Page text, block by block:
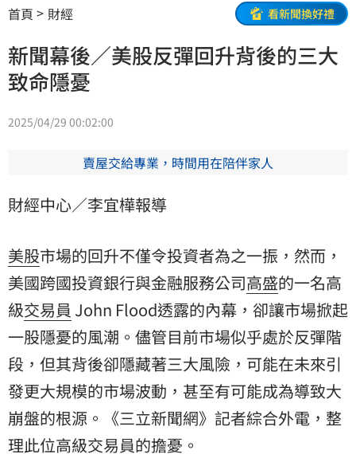
首頁 財經 看新聞換好禮
新聞幕後／美股反彈回升背後的三大
致命隱憂
2025/04/29 00:02:00
賣屋交給專業，時間用在陪伴家人
財經中心／李宜樺報導
美股市場的回升不僅令投資者為之一振，然而，
美國跨國投資銀行與金融服務公司高盛的一名高
級交易員 John Flood透露的內幕，卻讓市場掀起
一股隱憂的風潮。儘管目前市場似乎處於反彈階
段，但其背後卻隱藏著三大風險，可能在未來引
發更大規模的市場波動，甚至有可能成為導致大
崩盤的根源。《三立新聞網》記者綜合外電，整
理此位高級交易員的擔憂。